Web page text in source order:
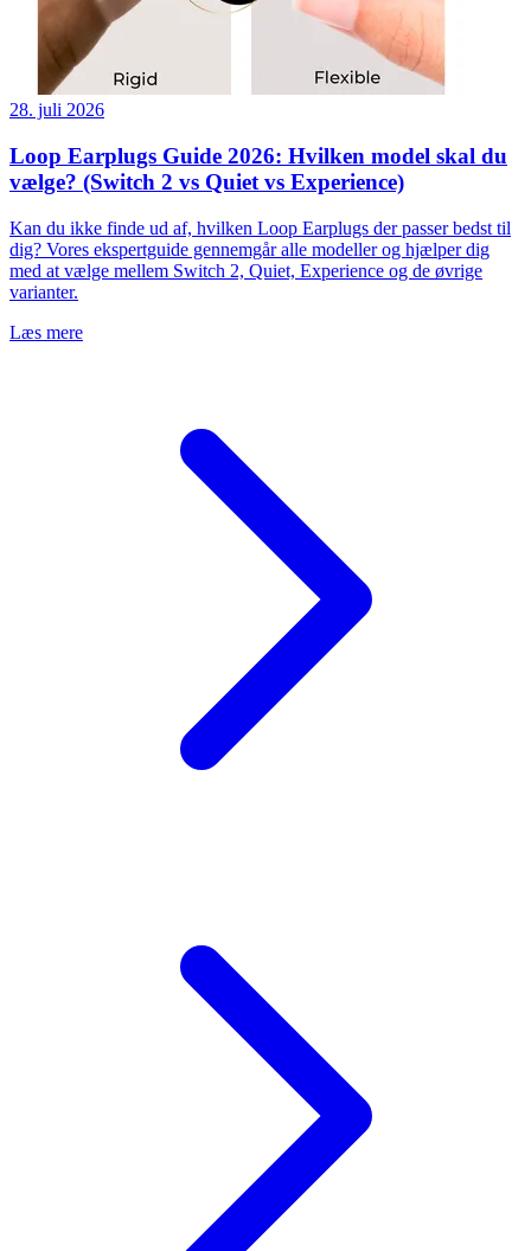
28. juli 2026
Loop Earplugs Guide 2026: Hvilken model skal du
vælge? (Switch 2 vs Quiet vs Experience)
Kan du ikke finde ud af, hvilken Loop Earplugs der passer bedst til
dig? Vores ekspertguide gennemgår alle modeller og hjælper dig
med at vælge mellem Switch 2, Quiet, Experience og de øvrige
varianter.
Læs mere